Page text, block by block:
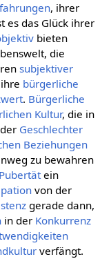
, ihrer
es das Glück ihrer
bieten
die
subjektiver
bürgerliche
. Bürgerliche
Kultur, die in
Geschlechter
Beziehungen
zu bewahren
Pubertätein
von der
gerade dann,
in der Konkurrenz
verfängt.